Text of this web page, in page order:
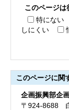
このページは
特にない
しにくい
このページに関
企画振興部企
〒924-8688